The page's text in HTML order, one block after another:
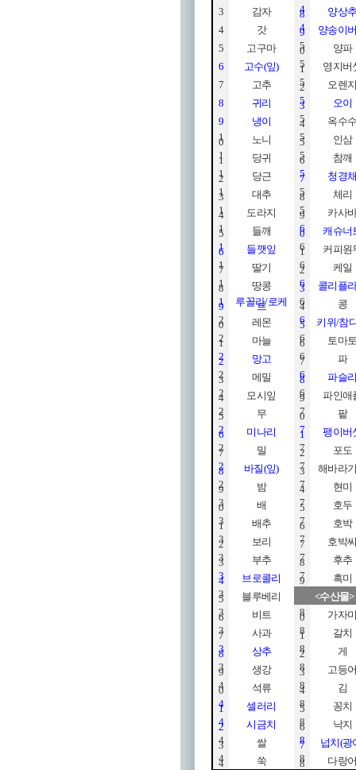
3
감자 4
8
양상
4
갓 4
9
양송이
5
고구마 5
0
양파
6
고수(잎) 5
1
영지버
7
고추 5
2
오렌
8
귀리 5
3
오이
9
냉이 5
4
옥수
1
0 노니 5
5
인삼
11 당귀 5
6
참깨
1
2 당근 5
7
청경
1
3 대추 5
8
체리
1
4 도라지 5
9
카사
1
5 들깨 6
0
캐슈너
1
6 들깻잎 6
1
커피원
1
7 딸기 6
2
케일
1
8 땅콩 6
3
콜리플
1
9 루꼴라/로케
트 6
4
콩
2
0 레몬 6
5 키위/참
2
1 마늘 6
6
토마
2
2 망고 6
7
파
2
3 메밀 6
8
파슬
2
4 모시잎 6
9
파인애
2
5 무 7
0
팥
2
6 미나리 7
1
팽이버
2
7 밀 7
2
포도
2
8 바질(잎) 7
3
해바라
2
9 밤 7
4
현미
3
0 배 7
5
호두
3
1 배추 7
6
호박
3
2 보리 7
7
호박
3
3 부추 7
8
후추
3
4 브로콜리 7
9
흑미
3
5 블루베리 <수산물>
3
6 비트 8
0
가자
3
7 사과 8
1
갈치
3
8 상추 8
2
게
3
9 생강 8
3
고등
4
0 석류 8
4
김
4
1 셀러리 8
5
꽁치
4
2 시금치 8
6
낙지
4
3 쌀 8
7 넙치(광
4
4 쑥 8
8 다랑